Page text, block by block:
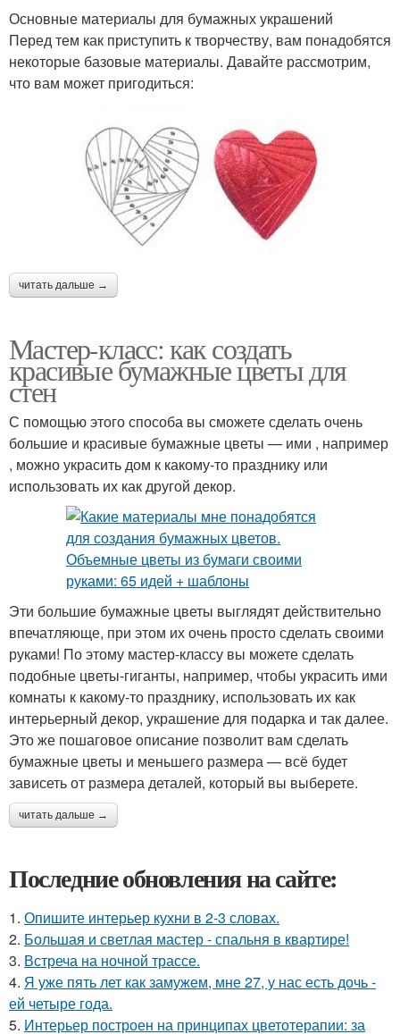
Основные материалы для бумажных украшений
Перед тем как приступить к творчеству, вам понадобятся
некоторые базовые материалы. Давайте рассмотрим,
что вам может пригодиться:
читать дальше →
Мастер-класс: как создать
красивые бумажные цветы для
стен
С помощью этого способа вы сможете сделать очень
большие и красивые бумажные цветы — ими , например
, можно украсить дом к какому-то празднику или
использовать их как другой декор.
Эти большие бумажные цветы выглядят действительно
впечатляюще, при этом их очень просто сделать своими
руками! По этому мастер-классу вы можете сделать
подобные цветы-гиганты, например, чтобы украсить ими
комнаты к какому-то празднику, использовать их как
интерьерный декор, украшение для подарка и так далее.
Это же пошаговое описание позволит вам сделать
бумажные цветы и меньшего размера — всё будет
зависеть от размера деталей, который вы выберете.
читать дальше →
Последние обновления на сайте:
1. Опишите интерьер кухни в 2-3 словах.
2. Большая и светлая мастер - спальня в квартире!
3. Встреча на ночной трассе.
4. Я уже пять лет как замужем, мне 27, у нас есть дочь -
ей четыре года.
5. Интерьер построен на принципах цветотерапии: за